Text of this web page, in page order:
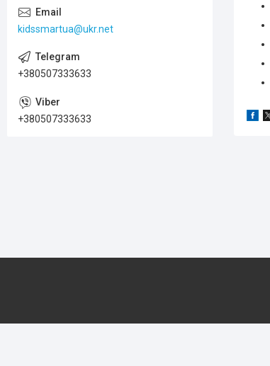
kidssmartua@ukr.net
+380507333633
+380507333633